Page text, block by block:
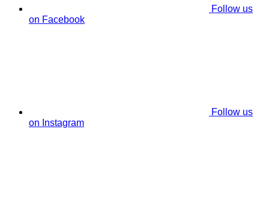
Follow us
on Facebook
Follow us
on Instagram